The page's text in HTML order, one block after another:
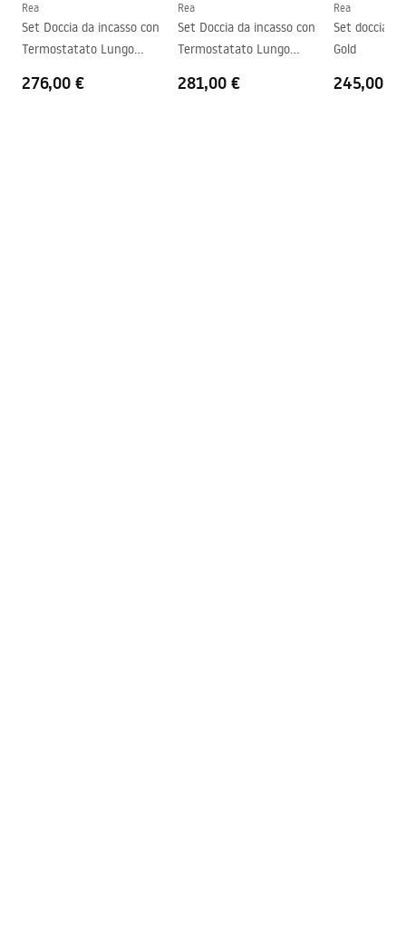
Rea
Set Doccia da incasso con
Termostatato Lungo
276,00 €
Rea
Set Doccia da incasso con
Termostatato Lungo
281,00 €
Rea
Set doccia
Gold
245,00 €